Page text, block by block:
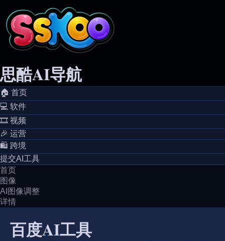
思酷AI导航
🏠️ 首页
💻️ 软件
🎞️ 视频
🎉 运营
🛍️ 跨境
提交AI工具
首页
图像
AI图像调整
详情
百度AI工具